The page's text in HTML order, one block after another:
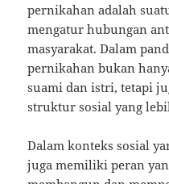
pernikahan adalah
mengatur hubungan
masyarakat. Dalam
pernikahan bukan
suami dan istri, tetapi
struktur sosial yang
Dalam konteks sosial
juga memiliki peran